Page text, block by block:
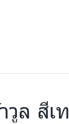
วูล สี